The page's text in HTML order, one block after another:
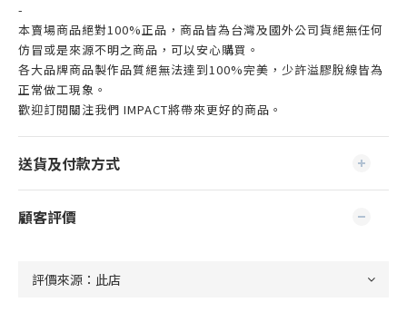
-
本賣場商品絕對100%正品，商品皆為台灣及國外公司貨絕無任何
仿冒或是來源不明之商品，可以安心購買。
各大品牌商品製作品質絕無法達到100%完美，少許溢膠脫線皆為
正常做工現象。
歡迎訂閱關注我們 IMPACT將帶來更好的商品。
送貨及付款方式
顧客評價